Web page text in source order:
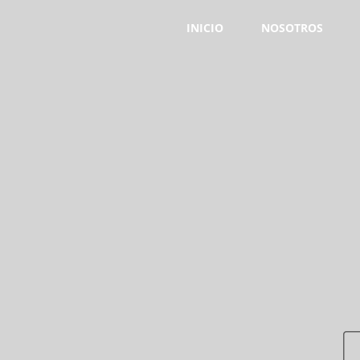
INICIO NOSOTROS